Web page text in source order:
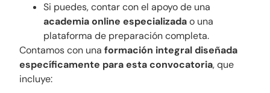
Si puedes, contar con el apoyo de una
academia online especializadao una
plataforma de preparación completa.
Contamos con unaformación integral diseñada
específicamente para esta convocatoria, que
incluye: